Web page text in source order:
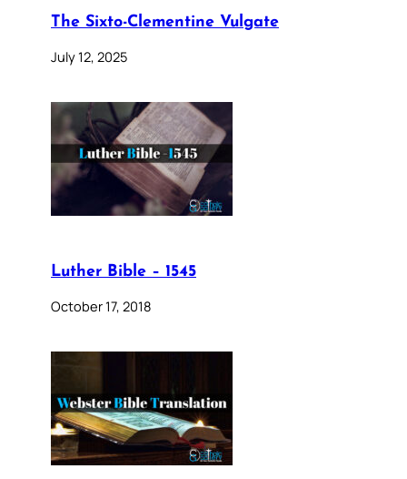
The Sixto-Clementine Vulgate
July 12, 2025
Luther Bible – 1545
October 17, 2018